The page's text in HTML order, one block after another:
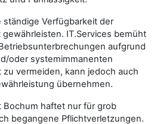
ständige Verfügbarkeit der
IT.Services bemüht
aufgrund
oder systemimmanenten
vermeiden, kann jedoch auch
übernehmen.
Bochum haftet nur für grob
begangene Pflichtverletzungen.